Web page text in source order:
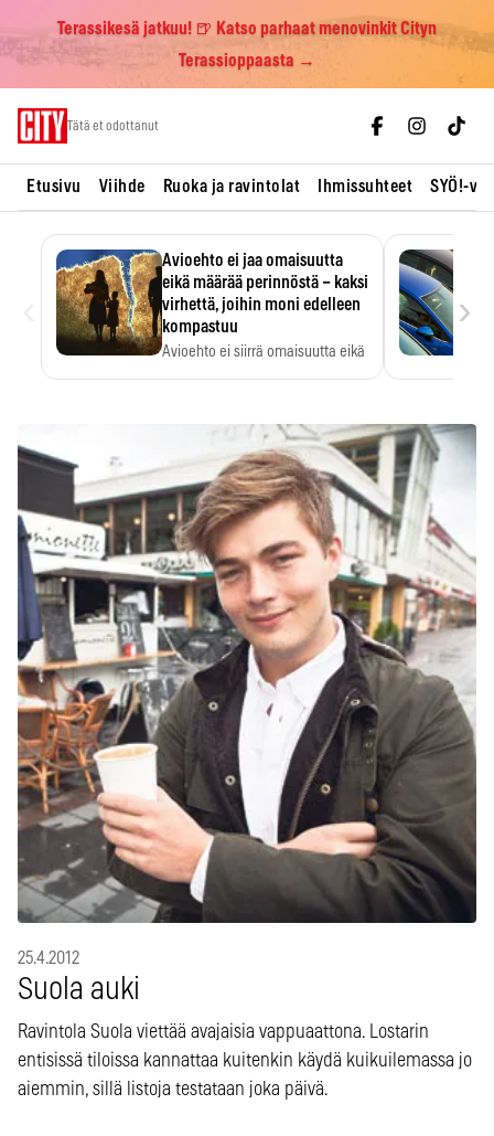
Terassikesä jatkuu! 🍺 Katso parhaat menovinkit Cityn
Terassioppaasta →
Tätä et odottanut
Etusivu Viihde Ruoka ja ravintolat Ihmissuhteet SYÖ!-
Avioehto ei jaa omaisuutta
eikä määrää perinnöstä – kaksi
virhettä, joihin moni edelleen
kompastuu
Avioehto ei siirrä omaisuutta eikä
›
25.4.2012
Suola auki
Ravintola Suola viettää avajaisia vappuaattona. Lostarin
entisissä tiloissa kannattaa kuitenkin käydä kuikuilemassa jo
aiemmin, sillä listoja testataan joka päivä.